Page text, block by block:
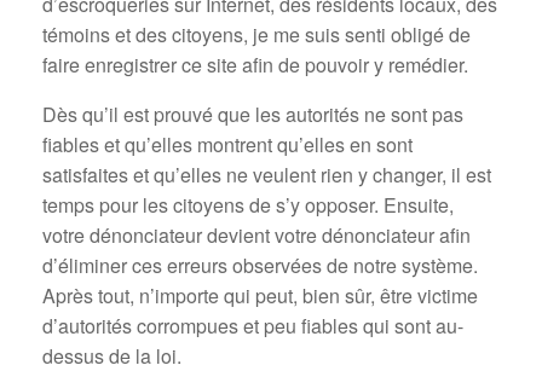
témoins et des citoyens, je me suis senti obligé de
faire enregistrer ce site afin de pouvoir y remédier.
Dès qu’il est prouvé que les autorités ne sont pas
fiables et qu’elles montrent qu’elles en sont
satisfaites et qu’elles ne veulent rien y changer, il est
temps pour les citoyens de s’y opposer. Ensuite,
votre dénonciateur devient votre dénonciateur afin
d’éliminer ces erreurs observées de notre système.
Après tout, n’importe qui peut, bien sûr, être victime
d’autorités corrompues et peu fiables qui sont au-
dessus de la loi.